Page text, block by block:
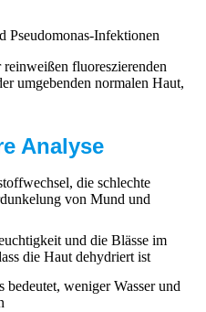
Pseudomonas-Infektionen
fluoreszierenden
umgebenden normalen Haut,
Analyse
die schlechte
von Mund und
und die Blässe im
die Haut dehydriert ist
weniger Wasser und